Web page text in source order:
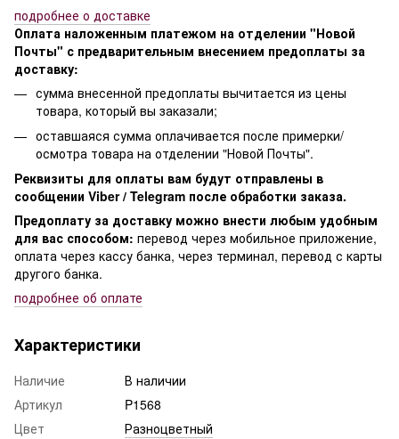
подробнее о доставке
Оплата наложенным платежом на отделении "Новой
Почты" с предварительным внесением предоплаты за
доставку:
сумма внесенной предоплаты вычитается из цены
товара, который вы заказали;
оставшаяся сумма оплачивается после примерки/
осмотра товара на отделении "Новой Почты".
Реквизиты для оплаты вам будут отправлены в
сообщении Viber / Telegram после обработки заказа.
Предоплату за доставку можно внести любым удобным
для вас способом: перевод через мобильное приложение,
оплата через кассу банка, через терминал, перевод с карты
другого банка.
подробнее об оплате
Характеристики
Наличие
В наличии
Артикул
P1568
Цвет
Разноцветный